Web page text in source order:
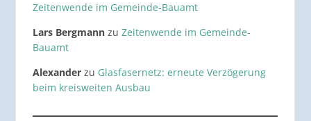
Zeitenwende im Gemeinde-Bauamt
Lars Bergmannzu Zeitenwende im Gemeinde-
Bauamt
Alexanderzu Glasfasernetz: erneute Verzögerung
beim kreisweiten Ausbau